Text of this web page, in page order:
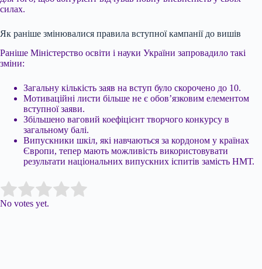
силах.
Як раніше змінювалися правила вступної кампанії до вишів
Раніше Міністерство освіти і науки України запровадило такі
зміни:
Загальну кількість заяв на вступ було скорочено до 10.
Мотиваційні листи більше не є обов’язковим елементом
вступної заяви.
Збільшено ваговий коефіцієнт творчого конкурсу в
загальному балі.
Випускники шкіл, які навчаються за кордоном у країнах
Європи, тепер мають можливість використовувати
результати національних випускних іспитів замість НМТ.
Rate this item:
No votes yet.